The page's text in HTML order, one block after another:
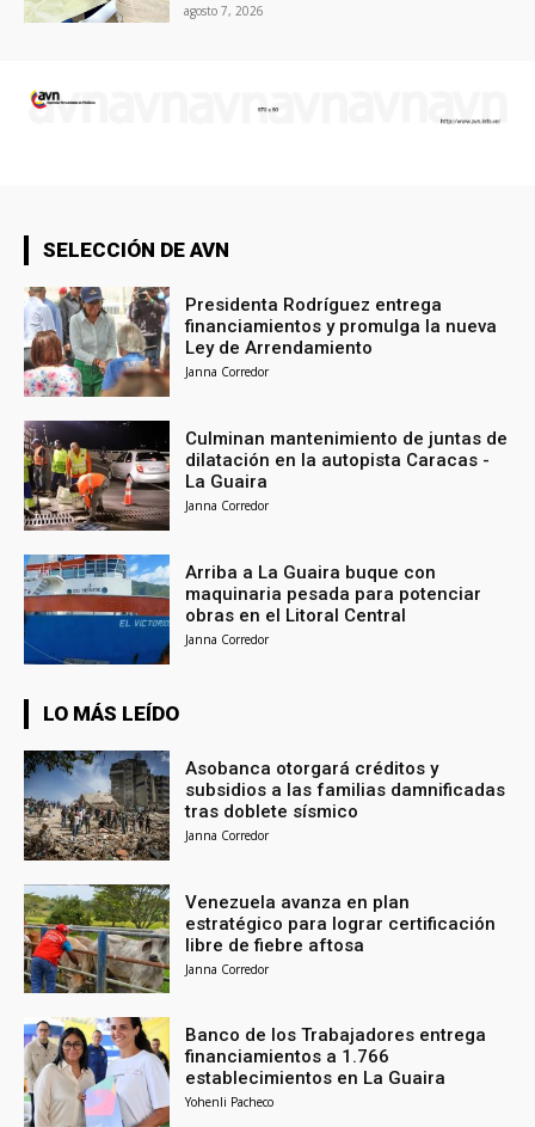
agosto 7, 2026
SELECCIÓN DE AVN
Presidenta Rodríguez entrega
financiamientos y promulga la nueva
Ley de Arrendamiento
Janna Corredor
Culminan mantenimiento de juntas de
dilatación en la autopista Caracas -
La Guaira
Janna Corredor
Arriba a La Guaira buque con
maquinaria pesada para potenciar
obras en el Litoral Central
Janna Corredor
LO MÁS LEÍDO
Asobanca otorgará créditos y
subsidios a las familias damnificadas
tras doblete sísmico
Janna Corredor
Venezuela avanza en plan
estratégico para lograr certificación
libre de fiebre aftosa
Janna Corredor
Banco de los Trabajadores entrega
financiamientos a 1.766
establecimientos en La Guaira
Yohenli Pacheco